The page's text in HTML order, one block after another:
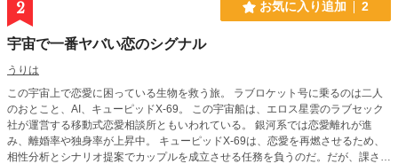
2 お気に入り追加 2
宇宙で一番ヤバい恋のシグナル
うりは
この宇宙上で恋愛に困っている生物を救う旅。 ラブロケット号に乗るのは二人
のおとこと、AI、キューピッドX-69。 この宇宙船は、エロス星雲のラブセック
社が運営する移動式恋愛相談所ともいわれている。 銀河系では恋愛離れが進
み、離婚率や独身率が上昇中。 キューピッドX-69は、恋愛を再燃させるため、
相性分析とシナリオ提案でカップルを成立させる任務を負うのだ。だが、課され